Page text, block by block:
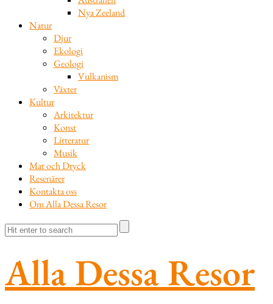
Nya Zeeland
Natur
Djur
Ekologi
Geologi
Vulkanism
Växter
Kultur
Arkitektur
Konst
Litteratur
Musik
Mat och Dryck
Resenärer
Kontakta oss
Om Alla Dessa Resor
Alla Dessa Resor